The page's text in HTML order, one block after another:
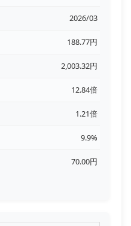
2026/03
188.77円
2,003.32円
12.84倍
1.21倍
9.9%
70.00円